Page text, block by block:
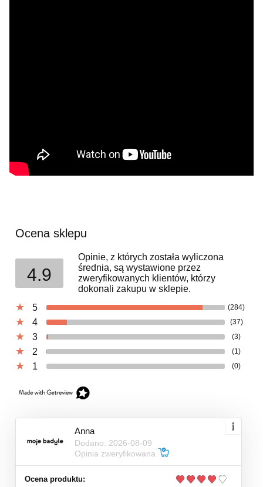
Ocena sklepu
4.9
Opinie, z których została wyliczona
średnia, są wystawione przez
zweryfikowanych klientów, którzy
dokonali zakupu w sklepie.
5
(284)
4 (37)
3 (3)
2 (1)
1 (0)
Anna
Dodano: 2026-08-09
Opinia zweryfikowana
Ocena produktu: